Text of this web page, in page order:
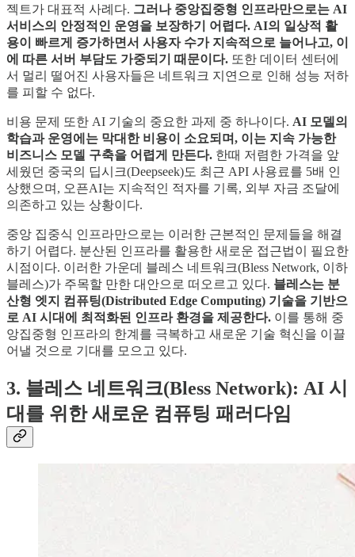
젝트가 대표적 사례다. 그러나 중앙집중형 인프라만으로는 AI
서비스의 안정적인 운영을 보장하기 어렵다. AI의 일상적 활
용이 빠르게 증가하면서 사용자 수가 지속적으로 늘어나고, 이
에 따른 서버 부담도 가중되기 때문이다. 또한 데이터 센터에
서 멀리 떨어진 사용자들은 네트워크 지연으로 인해 성능 저하
를 피할 수 없다.
비용 문제 또한 AI 기술의 중요한 과제 중 하나이다. AI 모델의
학습과 운영에는 막대한 비용이 소요되며, 이는 지속 가능한
비즈니스 모델 구축을 어렵게 만든다. 한때 저렴한 가격을 앞
세웠던 중국의 딥시크(Deepseek)도 최근 API 사용료를 5배 인
상했으며, 오픈AI는 지속적인 적자를 기록, 외부 자금 조달에
의존하고 있는 상황이다.
중앙 집중식 인프라만으로는 이러한 근본적인 문제들을 해결
하기 어렵다. 분산된 인프라를 활용한 새로운 접근법이 필요한
시점이다. 이러한 가운데 블레스 네트워크(Bless Network, 이하
블레스)가 주목할 만한 대안으로 떠오르고 있다. 블레스는 분
산형 엣지 컴퓨팅(Distributed Edge Computing) 기술을 기반으
로 AI 시대에 최적화된 인프라 환경을 제공한다. 이를 통해 중
앙집중형 인프라의 한계를 극복하고 새로운 기술 혁신을 이끌
어낼 것으로 기대를 모으고 있다.
3. 블레스 네트워크(Bless Network): AI 시
대를 위한 새로운 컴퓨팅 패러다임